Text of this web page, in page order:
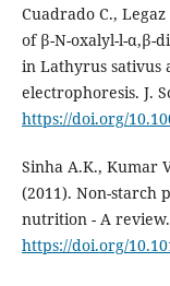
Cuadrado C.,
of β-N-oxalyl-l-α,β-
in Lathyrus sativus
electrophoresis. J.
https://doi.org/
Sinha A.K., Kumar
(2011). Non-starch
nutrition - A review.
https://doi.org/